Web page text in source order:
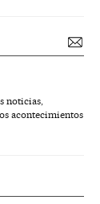
noticias,
acontecimientos